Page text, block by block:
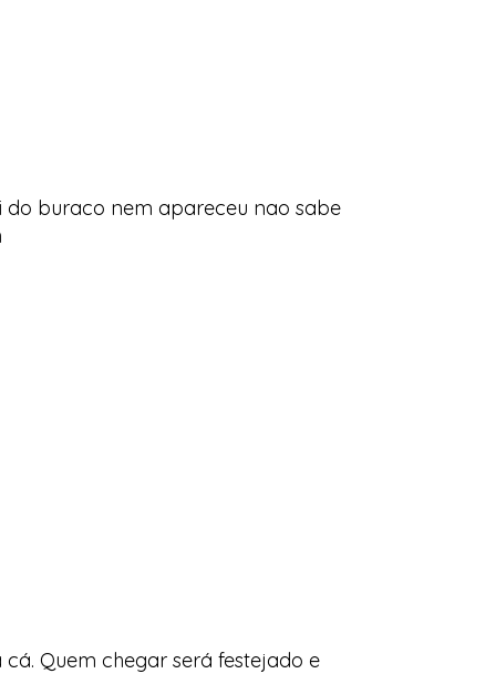
do buraco nem apareceu nao sabe
Quem chegar será festejado e